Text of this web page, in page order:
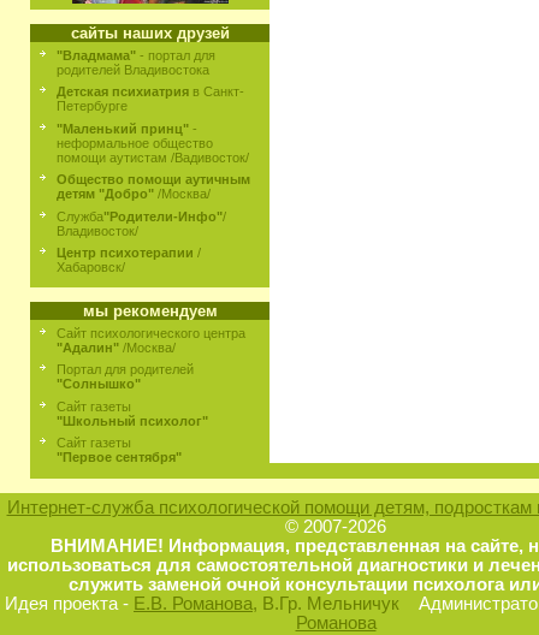
сайты наших друзей
"Владмама" - портал для
родителей Владивостока
Детская психиатрия в Санкт-
Петербурге
"Маленький принц" -
неформальное общество
помощи аутистам /Вадивосток/
Общество помощи аутичным
детям "Добро" /Москва/
Служба"Родители-Инфо"/
Владивосток/
Центр психотерапии /
Хабаровск/
мы рекомендуем
Сайт психологического центра
"Адалин" /Москва/
Портал для родителей
"Солнышко"
Сайт газеты
"Школьный психолог"
Сайт газеты
"Первое сентября"
Интернет-служба психологической помощи детям, подросткам
© 2007-2026
ВНИМАНИЕ! Информация, представленная на сайте,
использоваться для самостоятельной диагностики и
служить заменой очной консультации психолога
Идея проекта - Е.В. Романова, В.Гр. Мельничук
Романова